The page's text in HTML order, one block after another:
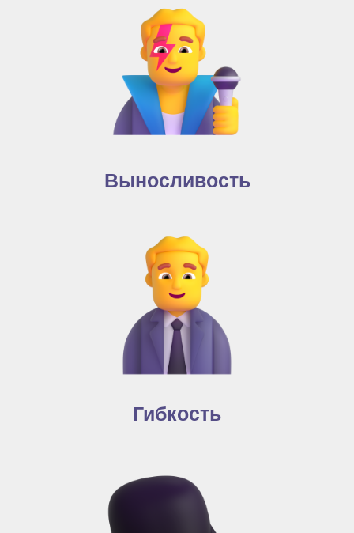
Выносливость
Гибкость